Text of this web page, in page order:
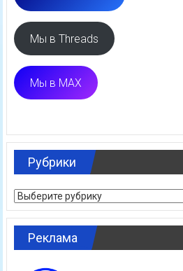
Мы в Threads
Мы в MAX
Рубрики
Рубрики
Реклама